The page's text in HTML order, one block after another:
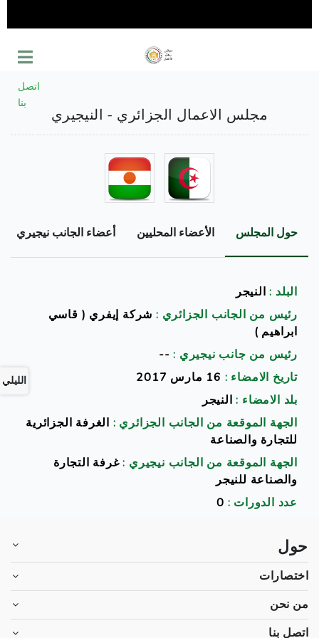
اتصل
بنا
مجلس الاعمال الجزائري - النيجيري
حول المجلس الأعضاء المحليين أعضاء الجانب نيجيري
البلد : النيجر
رئيس من الجانب الجزائري : شركة إيفري ( قاسي
ابراهيم )
رئيس من جانب نيجيري : --
تاريخ الامضاء :
بلد الامضاء : النيجر
الجهة الموقعة من الجانب الجزائري : الغرفة الجزائرية
للتجارة والصناعة
الجهة الموقعة من الجانب نيجيري :غرفة التجارة
والصناعة للنيجر
عدد الدورات : 0
حول
اختصارات
من نحن
اتصل بنا
الليلي